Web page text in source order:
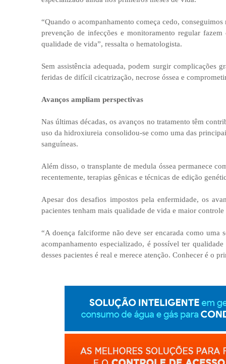
“Quando o acompanhamento começa cedo,
prevenção de infecções e monitoramento regular
qualidade de vida”, ressalta o hematologista.
Sem assistência adequada, podem surgir complicações
feridas de difícil cicatrização, necrose óssea e
Avanços ampliam perspectivas
Nas últimas décadas, os avanços no tratamento têm
uso da hidroxiureia consolidou-se como uma das
sanguíneas.
Além disso, o transplante de medula óssea permanece
recentemente, terapias gênicas e técnicas de edição
Apesar dos desafios impostos pela enfermidade, os
pacientes tenham mais qualidade de vida e maior
“A doença falciforme não deve ser encarada como uma
acompanhamento especializado, é possível ter
desses pacientes é real e merece atenção. Conhecer é o